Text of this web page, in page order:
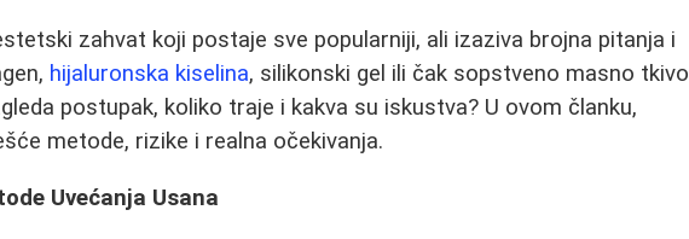
zahvat koji postaje sve popularniji, ali izaziva brojna pitanja i
hijaluronska kiselina, silikonski gel ili čak sopstveno masno tkivo
postupak, koliko traje i kakva su iskustva? U ovom članku,
metode, rizike i realna očekivanja.
Uvećanja Usana